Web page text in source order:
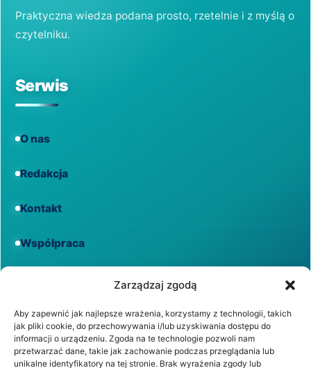
Zarządzaj zgodą
Aby zapewnić jak najlepsze wrażenia, korzystamy z technologii, takich
jak pliki cookie, do przechowywania i/lub uzyskiwania dostępu do
informacji o urządzeniu. Zgoda na te technologie pozwoli nam
przetwarzać dane, takie jak zachowanie podczas przeglądania lub
unikalne identyfikatory na tej stronie. Brak wyrażenia zgody lub
Praktyczna wiedza podana prosto, rzetelnie i z myślą o
czytelniku.
Serwis
O nas
Redakcja
Kontakt
Współpraca
Regulamin